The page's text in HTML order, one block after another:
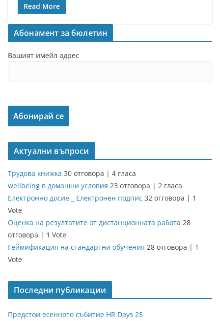
Read More
Абонамент за бюлетин
Вашият имейл адрес
Актуални въпроси
Трудова книжка 30 отговора | 4 гласа
wellbeing в домашни условия 23 отговора | 2 гласа
Електронно досие _ Електронен подпис 32 отговора | 1
Vote
Оценка на резултатите от дистанционната работа 28
отговора | 1 Vote
Геймификация на стандартни обучения 28 отговора | 1
Vote
Последни публикации
Предстои есенното събитие HR Days 25